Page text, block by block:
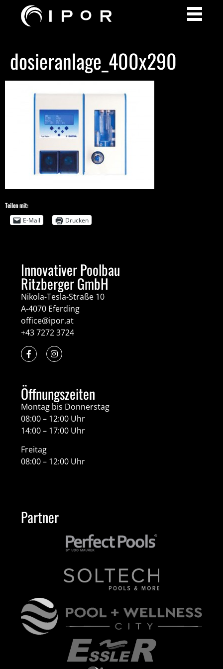
dosieranlage_400x290
Teilen mit:
E-Mail
Drucken
Innovativer Poolbau
Ritzberger GmbH
Nikola-Tesla-Straße 10
A-4070 Eferding
office@ipor.at
+43 7272 3724
Öffnungszeiten
Montag bis Donnerstag
08:00 – 12:00 Uhr
14:00 – 17:00 Uhr
Freitag
08:00 – 12:00 Uhr
Partner